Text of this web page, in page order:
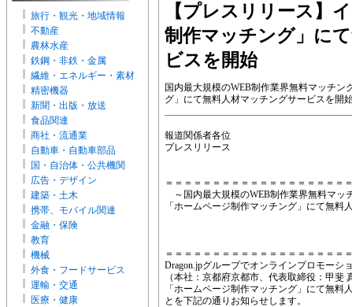
旅行・観光・地域情報
不動産
農林水産
鉄鋼・非鉄・金属
繊維・エネルギー・素材
精密機器
新聞・出版・放送
食品関連
商社・流通業
自動車・自動車部品
国・自治体・公共機関
広告・デザイン
建築・土木
携帯、モバイル関連
金融・保険
教育
機械
外食・フードサービス
運輸・交通
医療・健康
【プレスリリース】
制作マッチング」に
ビスを開始
国内最大規模のWEB制作業界無料マッチ
グ」にて無料人材マッチングサービスを開
報道関係者各位
プレスリリース
イー三六
＝＝＝＝＝＝＝＝＝＝＝＝＝＝＝＝＝＝＝
～国内最大規模のWEB制作業界無料マッ
「ホームページ制作マッチング」にて無料
ホームページ制
＝＝＝＝＝＝＝＝＝＝＝＝＝＝＝＝＝＝＝
Dragon.jpグループでオンラインプロモーシ
（本社：京都府京都市、代表取締役：甲斐
「ホームページ制作マッチング」にて無料
とを下記の通りお知らせします。